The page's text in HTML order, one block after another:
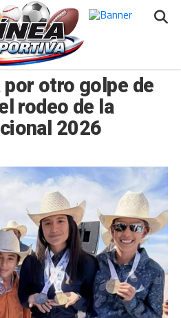
###
por otro golpe de
rodeo de la
2026